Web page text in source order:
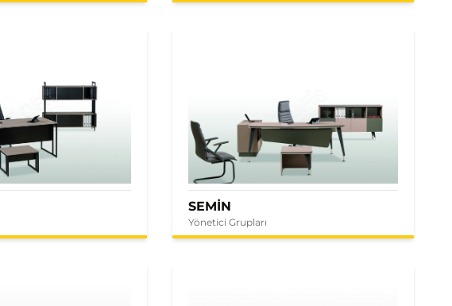
SEMİN
Yönetici Grupları